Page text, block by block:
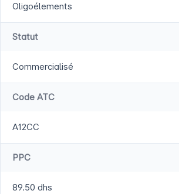
Oligoélements
Statut
Commercialisé
Code ATC
A12CC
PPC
89.50 dhs